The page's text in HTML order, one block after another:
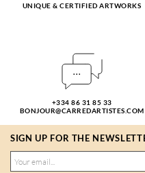
UNIQUE & CERTIFIED ARTWORKS
+334 86 31 85 33
BONJOUR@CARREDARTISTES.COM
SIGN UP FOR THE